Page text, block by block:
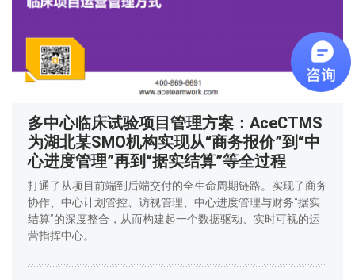
多中心临床试验项目管理方案：AceCTMS
为湖北某SMO机构实现从“商务报价”到“中
心进度管理”再到“据实结算”等全过程
打通了从项目前端到后端交付的全生命周期链路。实现了商务
协作、中心计划管控、访视管理、中心进度管理与财务“据实
结算”的深度整合，从而构建起一个数据驱动、实时可视的运
营指挥中心。